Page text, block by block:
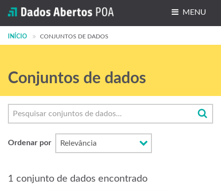
MENU
Conjuntos de dados
Grupos
Sobre
INÍCIO CONJUNTOS DE DADOS
Conjuntos de dados
Ordenar por
1 conjunto de dados encontrado